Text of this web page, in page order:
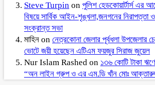
Steve Turpin on পুলিশ হেডকোয়ার্টার্স এর
বিষয়ে সার্বিক আইন-শৃঙ্খলা,জনগনের নিরাপত্তা
সংক্রান্ত সভা
মাহিন on নেত্রকোনা জেলার পূর্বধলা উপজেলার
ভোটে জয়ী হয়েছেন এটিএম ফয়জুর সিরাজ জুয়েল
Nur Islam Rashed on ১৩৬ কোটি টাকা
“অন লাইন গ্রুপ ও এর এম.ডি খাঁন মোঃ